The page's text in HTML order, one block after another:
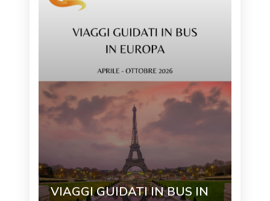
VIAGGI GUIDATI IN BUS IN